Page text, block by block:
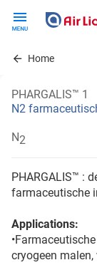
contentHome
PHARGALIS™ 1
N2
N2
PHARGALIS™ :
farmaceutische
Applications:
cryogeen